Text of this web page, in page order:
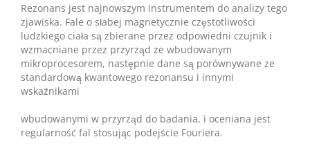
Rezonans jest najnowszym instrumentem do analizy tego
zjawiska. Fale o słabej magnetycznie częstotliwości
ludzkiego ciała są zbierane przez odpowiedni czujnik i
wzmacniane przez przyrząd ze wbudowanym
mikroprocesorem, następnie dane są porównywane ze
standardową kwantowego rezonansu i innymi
wskaźnikami
wbudowanymi w przyrząd do badania, i oceniana jest
regularność fal stosując podejście Fouriera.